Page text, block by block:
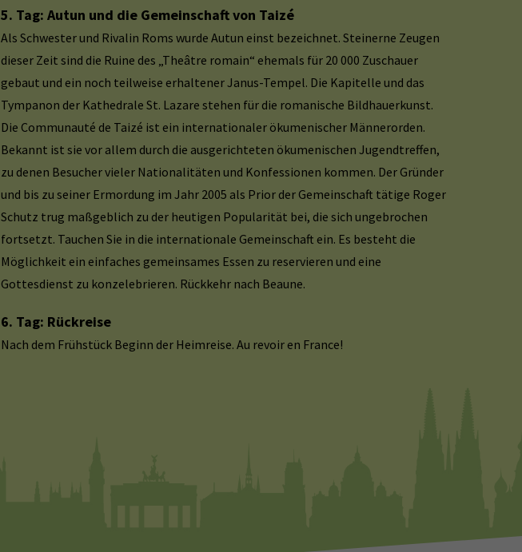
5. Tag: Autun und die Gemeinschaft von Taizé
Als Schwester und Rivalin Roms wurde Autun einst bezeichnet. Steinerne Zeugen
dieser Zeit sind die Ruine des „Theâtre romain“ ehemals für 20 000 Zuschauer
gebaut und ein noch teilweise erhaltener Janus-Tempel. Die Kapitelle und das
Tympanon der Kathedrale St. Lazare stehen für die romanische Bildhauerkunst.
Die Communauté de Taizé ist ein internationaler ökumenischer Männerorden.
Bekannt ist sie vor allem durch die ausgerichteten ökumenischen Jugendtreffen,
zu denen Besucher vieler Nationalitäten und Konfessionen kommen. Der Gründer
und bis zu seiner Ermordung im Jahr 2005 als Prior der Gemeinschaft tätige Roger
Schutz trug maßgeblich zu der heutigen Popularität bei, die sich ungebrochen
fortsetzt. Tauchen Sie in die internationale Gemeinschaft ein. Es besteht die
Möglichkeit ein einfaches gemeinsames Essen zu reservieren und eine
Gottesdienst zu konzelebrieren. Rückkehr nach Beaune.
6. Tag: Rückreise
Nach dem Frühstück Beginn der Heimreise. Au revoir en France!